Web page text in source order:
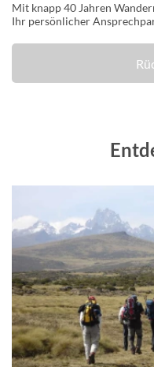
Mit knapp 40 Jahren
Ihr persönlicher